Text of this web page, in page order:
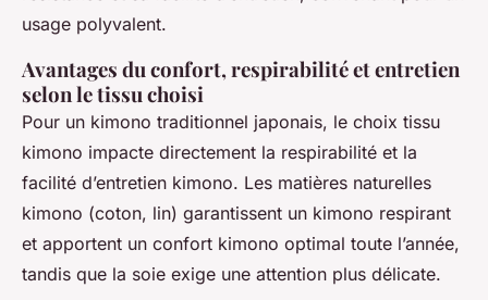
usage polyvalent.
Avantages du confort, respirabilité et entretien
selon le tissu choisi
Pour un kimono traditionnel japonais, le choix tissu
kimono impacte directement la respirabilité et la
facilité d’entretien kimono. Les matières naturelles
kimono (coton, lin) garantissent un kimono respirant
et apportent un confort kimono optimal toute l’année,
tandis que la soie exige une attention plus délicate.